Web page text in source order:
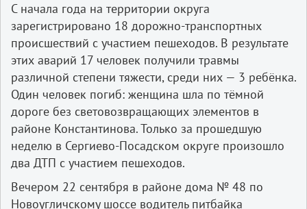
С начала года на территории округа
зарегистрировано 18 дорожно-транспортных
происшествий с участием пешеходов. В результате
этих аварий 17 человек получили травмы
различной степени тяжести, среди них — 3 ребёнка.
Один человек погиб: женщина шла по тёмной
дороге без световозвращающих элементов в
районе Константинова. Только за прошедшую
неделю в Сергиево-Посадском округе произошло
два ДТП с участием пешеходов.
Вечером 22 сентября в районе дома № 48 по
Новоугличскому шоссе водитель питбайка